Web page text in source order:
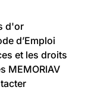
d'or
d’Emploi
et les droits
MEMORIAV